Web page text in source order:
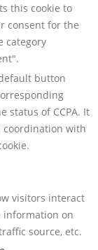
this cookie to
consent for the
category
button
status of CCPA. It
coordination with
visitors interact
information on
source, etc.